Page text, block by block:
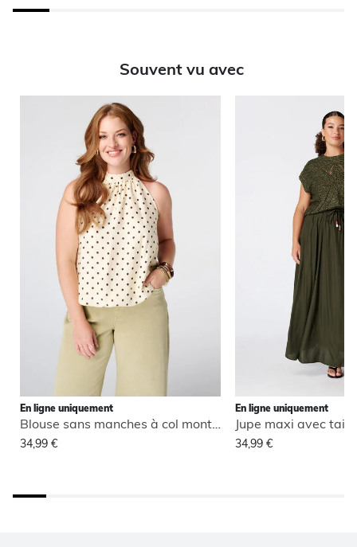
Souvent vu avec
En ligne uniquement
Blouse sans manches à col montant
34,99 €
En ligne uniquement
Jupe maxi avec
34,99 €